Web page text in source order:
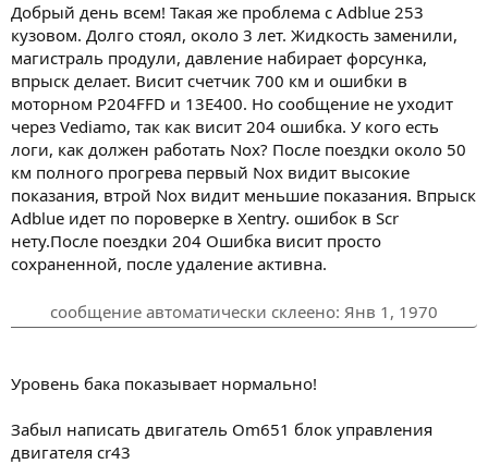
Добрый день всем! Такая же проблема с Adblue 253
кузовом. Долго стоял, около 3 лет. Жидкость заменили,
магистраль продули, давление набирает форсунка,
впрыск делает. Висит счетчик 700 км и ошибки в
моторном P204FFD и 13E400. Но сообщение не уходит
через Vediamo, так как висит 204 ошибка. У кого есть
логи, как должен работать Nox? После поездки около 50
км полного прогрева первый Nox видит высокие
показания, втрой Nox видит меньшие показания. Впрыск
Adblue идет по пороверке в Xentry. ошибок в Scr
нету.После поездки 204 Ошибка висит просто
сохраненной, после удаление активна.
сообщение автоматически склеено: Янв 1, 1970
Уровень бака показывает нормально!
Забыл написать двигатель Om651 блок управления
двигателя cr43